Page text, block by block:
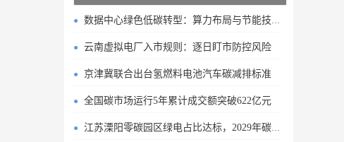
数据中心绿色低碳转型：算力布局与节能技术突破
云南虚拟电厂入市规则：逐日盯市防控风险
京津冀联合出台氢燃料电池汽车碳减排标准
全国碳市场运行5年累计成交额突破622亿元
江苏溧阳零碳园区绿电占比达标，2029年碳排目标明确